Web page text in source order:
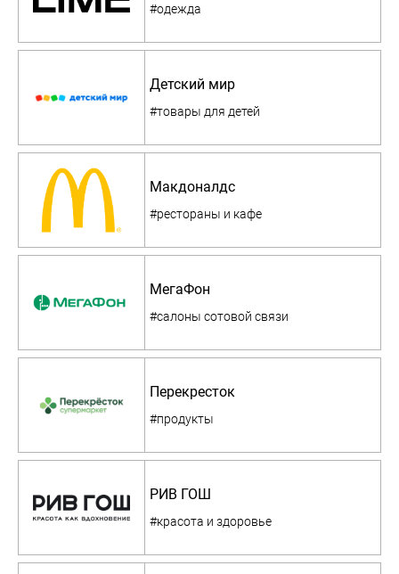
#одежда
Детский мир
#товары для детей
Макдоналдс
#рестораны и кафе
МегаФон
#салоны сотовой связи
Перекресток
#продукты
РИВ ГОШ
#красота и здоровье